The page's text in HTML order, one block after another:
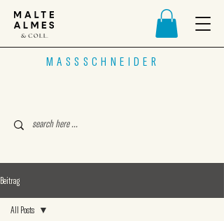
MASSSCHNEIDER
Beitrag
All Posts